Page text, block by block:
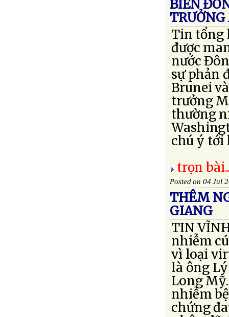
BIỂN
Tin tổng
được
nước
sự phản
Brunei
trưởng
thường
chú ý tới
trọn
Posted on 04 Jul
THÊM
GIANG
TIN
nhiễm
vì loại
là ông
Long
nhiễm
chứng